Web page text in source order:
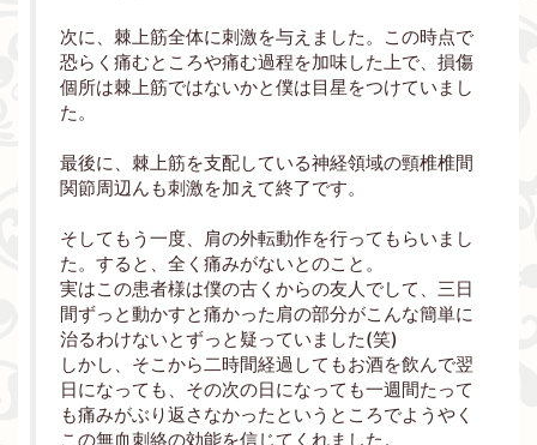
次に、棘上筋全体に刺激を与えました。この時点で
恐らく痛むところや痛む過程を加味した上で、損傷
個所は棘上筋ではないかと僕は目星をつけていまし
た。
最後に、棘上筋を支配している神経領域の頸椎椎間
関節周辺んも刺激を加えて終了です。
そしてもう一度、肩の外転動作を行ってもらいまし
た。すると、全く痛みがないとのこと。
実はこの患者様は僕の古くからの友人でして、三日
間ずっと動かすと痛かった肩の部分がこんな簡単に
治るわけないとずっと疑っていました(笑)
しかし、そこから二時間経過してもお酒を飲んで翌
日になっても、その次の日になっても一週間たって
も痛みがぶり返さなかったというところでようやく
この無血刺絡の効能を信じてくれました。